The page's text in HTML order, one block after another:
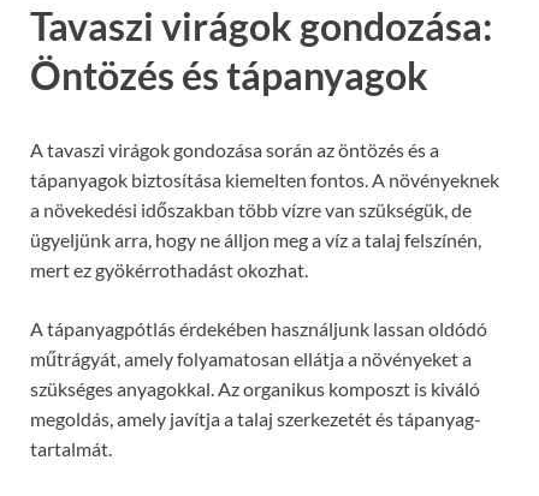
Tavaszi virágok gondozása:
Öntözés és tápanyagok
A tavaszi virágok gondozása során az öntözés és a
tápanyagok biztosítása kiemelten fontos. A növényeknek
a növekedési időszakban több vízre van szükségük, de
ügyeljünk arra, hogy ne álljon meg a víz a talaj felszínén,
mert ez gyökérrothadást okozhat.
A tápanyagpótlás érdekében használjunk lassan oldódó
műtrágyát, amely folyamatosan ellátja a növényeket a
szükséges anyagokkal. Az organikus komposzt is kiváló
megoldás, amely javítja a talaj szerkezetét és tápanyag-
tartalmát.